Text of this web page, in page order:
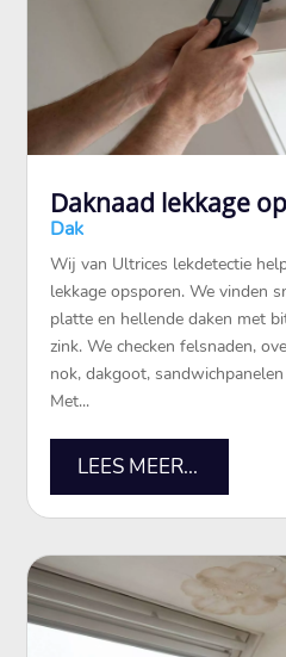
Daknaad lekkage
Dak
Wij van Ultrices lekdetectie
lekkage opsporen. We vinden
platte en hellende daken met
zink. We checken felsnaden,
nok, dakgoot,
Met...
LEES MEER...